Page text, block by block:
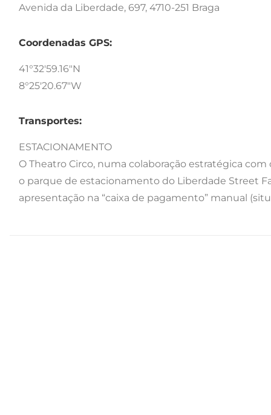
Avenida da Liberdade, 697, 4710-251 Braga
Coordenadas GPS:
41°32'59.16"N
8°25'20.67"W
Transportes:
ESTACIONAMENTO
O Theatro Circo, numa colaboração estratégica
o parque de estacionamento do Liberdade Street
apresentação na “caixa de pagamento” manual